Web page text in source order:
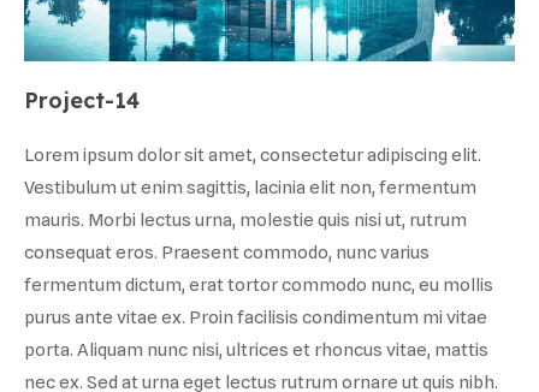
Project-14
Lorem ipsum dolor sit amet, consectetur adipiscing elit.
Vestibulum ut enim sagittis, lacinia elit non, fermentum
mauris. Morbi lectus urna, molestie quis nisi ut, rutrum
consequat eros. Praesent commodo, nunc varius
fermentum dictum, erat tortor commodo nunc, eu mollis
purus ante vitae ex. Proin facilisis condimentum mi vitae
porta. Aliquam nunc nisi, ultrices et rhoncus vitae, mattis
nec ex. Sed at urna eget lectus rutrum ornare ut quis nibh.